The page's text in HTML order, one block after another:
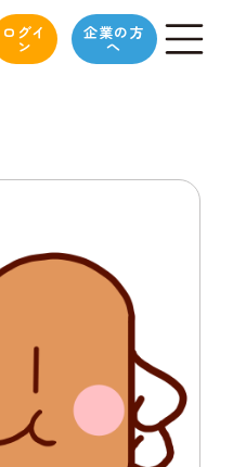
ログイ
ン
企業の方
へ